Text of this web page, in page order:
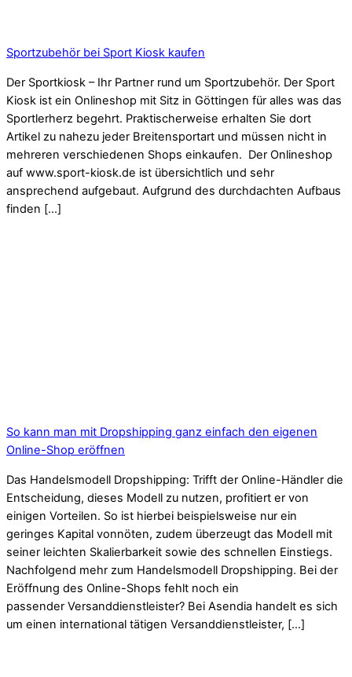
Sportzubehör bei Sport Kiosk kaufen
Der Sportkiosk – Ihr Partner rund um Sportzubehör. Der Sport
Kiosk ist ein Onlineshop mit Sitz in Göttingen für alles was das
Sportlerherz begehrt. Praktischerweise erhalten Sie dort
Artikel zu nahezu jeder Breitensportart und müssen nicht in
mehreren verschiedenen Shops einkaufen. Der Onlineshop
auf www.sport-kiosk.de ist übersichtlich und sehr
ansprechend aufgebaut. Aufgrund des durchdachten Aufbaus
finden […]
So kann man mit Dropshipping ganz einfach den eigenen
Online-Shop eröffnen
Das Handelsmodell Dropshipping: Trifft der Online-Händler die
Entscheidung, dieses Modell zu nutzen, profitiert er von
einigen Vorteilen. So ist hierbei beispielsweise nur ein
geringes Kapital vonnöten, zudem überzeugt das Modell mit
seiner leichten Skalierbarkeit sowie des schnellen Einstiegs.
Nachfolgend mehr zum Handelsmodell Dropshipping. Bei der
Eröffnung des Online-Shops fehlt noch ein
passender Versanddienstleister? Bei Asendia handelt es sich
um einen international tätigen Versanddienstleister, […]